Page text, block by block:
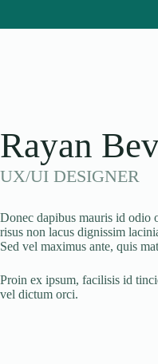
Rayan
UX/UI DESIGNER
Donec dapibus mauris id odio
risus non lacus dignissim
Sed vel maximus ante, quis
Proin ex ipsum, facilisis id
vel dictum orci.